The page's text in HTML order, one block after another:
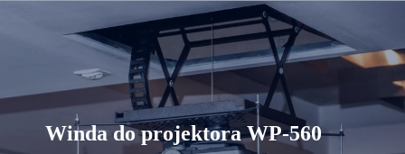
Winda do projektora WP-560